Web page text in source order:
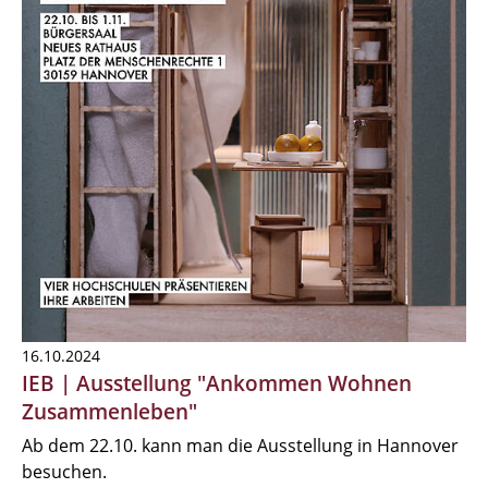
16.10.2024
IEB | Ausstellung "Ankommen Wohnen
Zusammenleben"
Ab dem 22.10. kann man die Ausstellung in Hannover
besuchen.